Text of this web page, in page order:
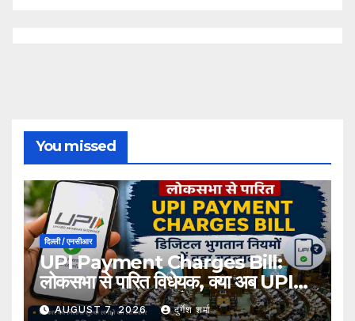
You missed
दिल्ली / एनसीआर
UPI Payment Charges Bill:
लोकसभा से पारित विधेयक, क्या अब UPI
भुगतान पर लग सकता है शुल्क?
AUGUST 7, 2026 दुर्गेश शर्मा